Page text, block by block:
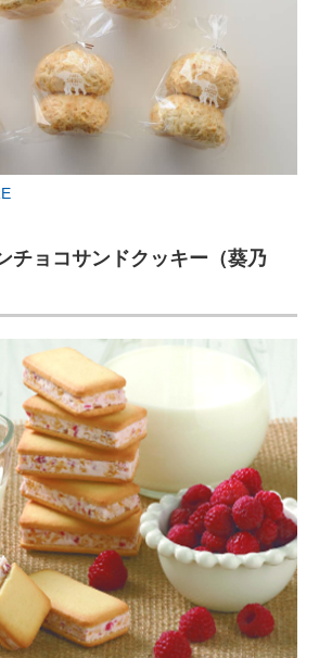
チョコサンドクッキー（葵乃